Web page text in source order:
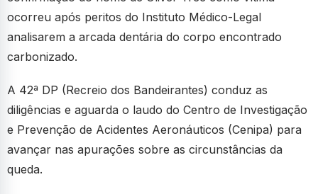
ocorreu após peritos do Instituto Médico-Legal
analisarem a arcada dentária do corpo encontrado
carbonizado.
A 42ª DP (Recreio dos Bandeirantes) conduz as
diligências e aguarda o laudo do Centro de Investigação
e Prevenção de Acidentes Aeronáuticos (Cenipa) para
avançar nas apurações sobre as circunstâncias da
queda.